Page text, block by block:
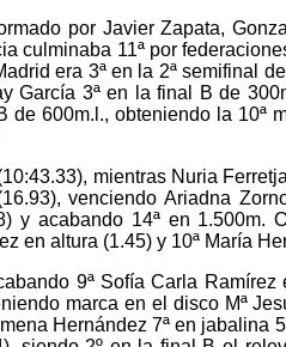
por Javier Zapata,
culminaba 11ª por
era 3ª en la 2ª semifinal
García 3ª en la final B de
de 600m.l., obteniendo la 10ª
mientras Nuria
venciendo Ariadna
y acabando 14ª en 1.500m.
en altura (1.45) y 10ª María
9ª Sofía Carla Ramírez
marca en el disco Mª
Hernández 7ª en jabalina